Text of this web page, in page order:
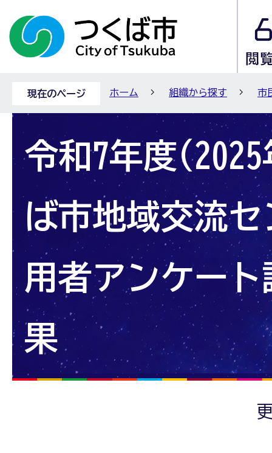
現在のページ ホーム 組織から探す 市
令和7年度
ば市地域交流
用者アンケー
果